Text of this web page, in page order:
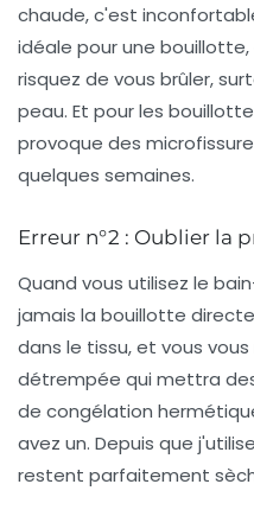
chaude, c'est
idéale pour une
risquez de vous brûler,
peau. Et pour les
provoque des
quelques semaines.
Erreur n°2 : Oublier la
Quand vous utilisez le
jamais la bouillotte
dans le tissu, et vous
détrempée qui mettra
de congélation
avez un. Depuis que
restent parfaitement